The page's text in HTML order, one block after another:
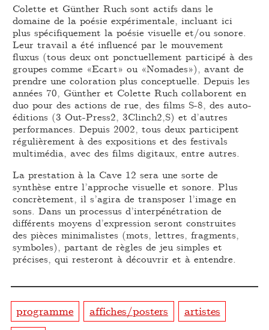
Colette et Günther Ruch sont actifs dans le
domaine de la poésie expérimentale, incluant ici
plus spécifiquement la poésie visuelle et/ou sonore.
Leur travail a été influencé par le mouvement
fluxus (tous deux ont ponctuellement participé à des
groupes comme «Ecart» ou «Nomades»), avant de
prendre une coloration plus conceptuelle. Depuis les
années 70, Günther et Colette Ruch collaborent en
duo pour des actions de rue, des films S-8, des auto-
éditions (3 Out-Press2, 3Clinch2,S) et d’autres
performances. Depuis 2002, tous deux participent
régulièrement à des expositions et des festivals
multimédia, avec des films digitaux, entre autres.
La prestation à la Cave 12 sera une sorte de
synthèse entre l’approche visuelle et sonore. Plus
concrètement, il s’agira de transposer l’image en
sons. Dans un processus d’interpénétration de
différents moyens d’expression seront construites
des pièces minimalistes (mots, lettres, fragments,
symboles), partant de règles de jeu simples et
précises, qui resteront à découvrir et à entendre.
programme affiches/posters
artistes